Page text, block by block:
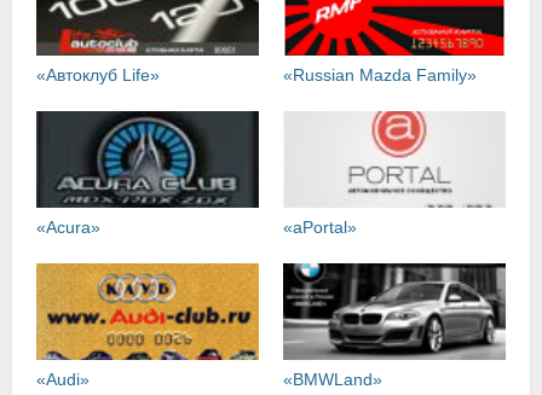
«Автоклуб Life» «Russian Mazda Family»
«Acura» «aPortal»
«Audi» «BMWLand»